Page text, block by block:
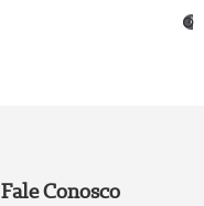
Fale Conosco